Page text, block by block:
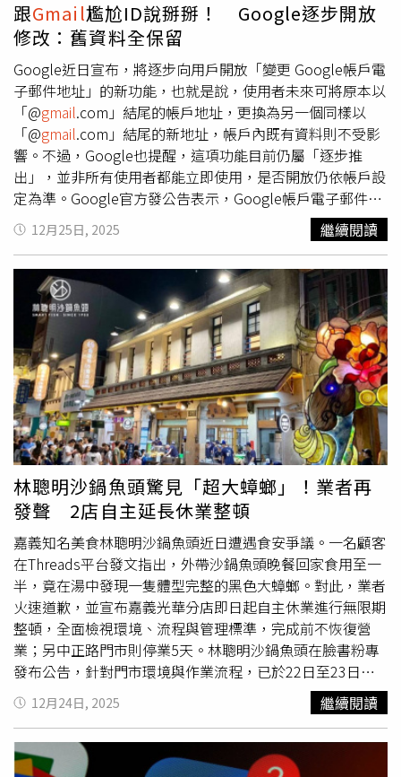
消費者係透過融資公司進行分期繳款，可依法主張「同時履
行抗辯權」，拒絕繳納業者未來無法履行服務部分的費用。
至於以匯款或現金支付者，因缺乏銀行機制保障，建議向法
院聲請「核發支付命令」，或提起損害賠償訴訟。相關程序
可洽詢各地方法院訴訟輔導科或參考司法院範本。法制局說
明，市府及各區公所皆設有免費法律諮詢服務，並針對上班
族提供夜間服務。民眾可於週一至週五晚上5點至7點撥打諮
詢專線（04-22177300）。更多詳細的服務地點、權益資訊
及申訴流程，請至台中市政府法制局官網查詢
（https://gov.tw/bWM），以維護自身合法權益。消保官呼
籲，消費者購買美容、健身等「繼續性服務」時，應深思熟
慮業者長期經營的風險。建議支付方式應優先選擇具備爭議
款機制的工具（如信用卡），並避免一次性儲值過高金額，
以確保在業者經營出現困難時，能有相應機制保障自身權
益。TrueViu沐薇負責人則表示，近年因展店過快，加上營
運成本不斷提高，公司自114年初起便面臨嚴重的資金周轉
困難與虧損，雖然她已努力尋求各種管道借貸與協商，最終
仍無力回天，而原本要接手的經營團隊無法順利交接，只好
辦理歇業。業者強調，關於儲值餘額退款部分，目前正在積
極處理中，一定會負責到底。
跟Gmail尷尬ID說掰掰！ Google逐步開放
修改：舊資料全保留
Google近日宣布，將逐步向用戶開放「變更 Google帳戶電
子郵件地址」的新功能，也就是說，使用者未來可將原本以
「@gmail.com」結尾的帳戶地址，更換為另一個同樣以
「@gmail.com」結尾的新地址，帳戶內既有資料則不受影
響。不過，Google也提醒，這項功能目前仍屬「逐步推
出」，並非所有使用者都能立即使用，是否開放仍依帳戶設
定為準。Google官方發公告表示，Google帳戶電子郵件地
址是使用者登入各項Google服務的重要識別資訊，包含
Gmail、Google雲端硬碟、Google地圖、YouTube及
Google Play等。該電子郵件地址也會在分享雲端檔案、傳
送日曆邀請，或使用「使用Google帳戶登入」第三方服務
時顯示。根據Google說明，若使用者的Google帳戶電子郵
件地址原本是以「@gmail.com」結尾，即可申請更換為新
的Gmail
地址。若只是想變更顯示名稱而非電子郵件地址，
則需透過其他帳戶設定調整。此外，不同帳戶類型仍有其他
替代方式，例如：使用Gmail帳戶但想改用非Gmail地址者，
需刪除Gmail服務；使用非Gmail帳戶想改用Gmail，則需在
Google帳戶中新增Gmail；由公司、學校或機構帳戶設定
者，則須聯繫管理員處理。Google指出，更換Gmail帳戶電
子郵件地址後，舊的Gmail地址將自動設為「備用電子郵件
地址」，使用者仍可收到寄送至新舊地址的郵件，帳戶內的
相片、郵件、訊息等資料也都會完整保留。若想改回先前的
電子郵件地址，但必須等待12個月，才能再建立以
gmail.com結尾的新Google帳戶電子郵件地址，總共只能建
立3次。Google也提醒，用戶在變更Gmail地址前，需留意
部分服務可能出現影響，例如Chromebook裝置、「使用
Google帳戶登入」第三方網站，或Chrome遠端桌面等功
能。官方建議先進行資料備份，並留意部分應用程式設定可
能需要重新設定。使用者可透過電腦前往Google帳戶設定
頁面，在「個人資訊」中的「電子郵件」欄位查看是否出現
「變更Google帳戶電子郵件地址」選項，若有顯示，即可
依照指示輸入新的使用者名稱並完成變更。
12月25日, 2025 繼續閱讀
林聰明沙鍋魚頭驚見「超大蟑螂」！業者再
發聲 2店自主延長休業整頓
嘉義知名美食林聰明沙鍋魚頭近日遭遇食安爭議。一名顧客
在Threads平台發文指出，外帶沙鍋魚頭晚餐回家食用至一
半，竟在湯中發現一隻體型完整的黑色大蟑螂。對此，業者
火速道歉，並宣布嘉義光華分店即日起自主休業進行無限期
整頓，全面檢視環境、流程與管理標準，完成前不恢復營
業；另中正路門市則停業5天。林聰明沙鍋魚頭在臉書粉專
發布公告，針對門市環境與作業流程，已於22日至23日自
主休業期間，進行全店清潔與內部檢視，並委託病媒公司前
來門市與街區全面消毒措施，同時配合衛生局2度到店督導
稽核檢查，相關查核2間門市皆均依法規完成，符合規定標
準。業者表示，他們主動把標準再往上提升，自我要求進一
12月24日, 2025 繼續閱讀